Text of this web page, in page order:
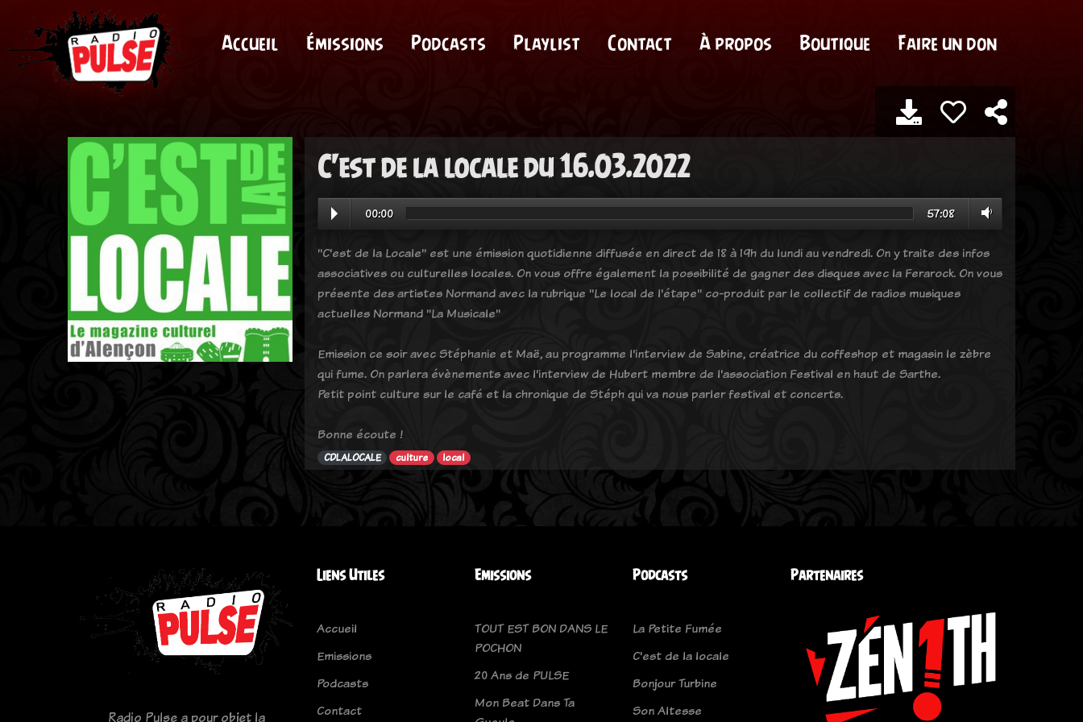
Accueil Émissions Podcasts Playlist Contact À propos Boutique Faire un don
C'est de la locale du 16.03.2022
00:00 57:08
"C'est de la Locale" est une émission quotidienne diffusée en direct de 18 à 19h du lundi au vendredi. On y traite des infos
associatives ou culturelles locales. On vous offre également la possibilité de gagner des disques avec la Ferarock. On vous
présente des artistes Normand avec la rubrique "Le local de l'étape" co-produit par le collectif de radios musiques
actuelles Normand "La Musicale"
Emission ce soir avec Stéphanie et Maë, au programme l'interview de Sabine, créatrice du coffeshop et magasin le zèbre
qui fume. On parlera évènements avec l'interview de Hubert membre de l'association Festival en haut de Sarthe.
Petit point culture sur le café et la chronique de Stéph qui va nous parler festival et concerts.
Bonne écoute !
CDLALOCALE culture local
Radio Pulse a pour objet la
Liens Utiles
Accueil
Emissions
Podcasts
Contact
Emissions
TOUT EST BON DANS LE
POCHON
20 Ans de PULSE
Mon Beat Dans Ta
Podcasts
La Petite Fumée
C'est de la locale
Bonjour Turbine
Son Altesse
Partenaires